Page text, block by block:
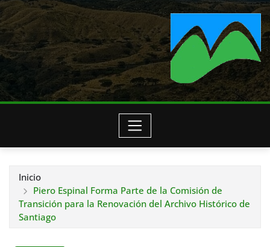
Inicio
Piero Espinal Forma Parte de la Comisión de
Transición para la Renovación del Archivo Histórico de
Santiago